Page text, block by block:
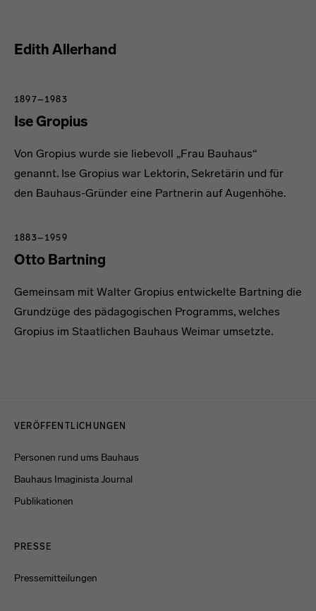
Edith Allerhand
Ise Gropius
1897–1983
Von Gropius wurde sie liebevoll „Frau Bauhaus“
genannt. Ise Gropius war Lektorin, Sekretärin und für
den Bauhaus-Gründer eine Partnerin auf Augenhöhe.
Otto Bartning
1883–1959
Gemeinsam mit Walter Gropius entwickelte Bartning die
Grundzüge des pädagogischen Programms, welches
Gropius im Staatlichen Bauhaus Weimar umsetzte.
VERÖFFENTLICHUNGEN
Personen rund ums Bauhaus
Bauhaus Imaginista Journal
Publikationen
PRESSE
Pressemitteilungen